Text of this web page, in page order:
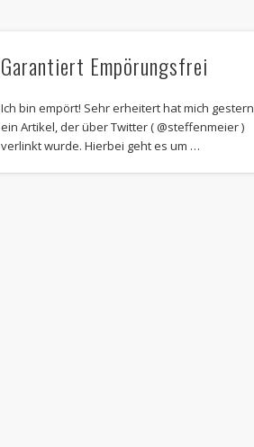
Garantiert Empörungsfrei
Ich bin empört! Sehr erheitert hat mich gestern
ein Artikel, der über Twitter ( @steffenmeier )
verlinkt wurde. Hierbei geht es um …